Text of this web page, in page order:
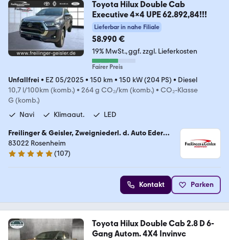
Toyota Hilux Double Cab
Executive 4x4 UPE 62.892,84!!!
Lieferbar in nahe Filiale
58.990 €
19% MwSt. ggf. zzgl. Lieferkosten
Fairer Preis
Unfallfrei • EZ 05/2025 • 150 km • 150 kW (204 PS) • Diesel
10,7 l/100km (komb.) • 264 g CO₂/km (komb.) • CO₂-Klasse
G (komb.)
Navi
Klimaaut. LED
Freilinger & Geisler, Zweigniederl. d. Auto Eder
GmbH
83022 Rosenheim
5 Sterne
(107)
Kontakt Parken
Toyota Hilux Double Cab 2.8 D 6-
Gang Autom. 4X4 Invinvc